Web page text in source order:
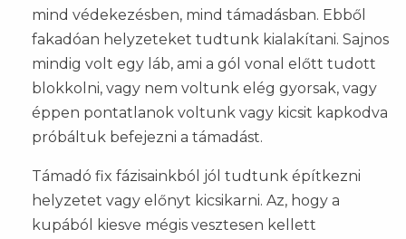
mind védekezésben, mind támadásban. Ebből
fakadóan helyzeteket tudtunk kialakítani. Sajnos
mindig volt egy láb, ami a gól vonal előtt tudott
blokkolni, vagy nem voltunk elég gyorsak, vagy
éppen pontatlanok voltunk vagy kicsit kapkodva
próbáltuk befejezni a támadást.
Támadó fix fázisainkból jól tudtunk építkezni
helyzetet vagy előnyt kicsikarni. Az, hogy a
kupából kiesve mégis vesztesen kellett